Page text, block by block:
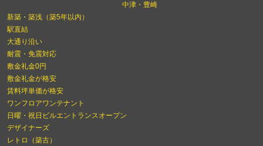
中津・豊崎
新築・築浅（築5年以内）
駅直結
大通り沿い
耐震・免震対応
敷金礼金0円
敷金礼金が格安
賃料坪単価が格安
ワンフロアワンテナント
日曜・祝日ビルエントランスオープン
デザイナーズ
レトロ（築古）